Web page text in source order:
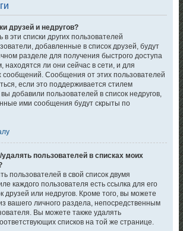
друзей и недругов?
эти списки других пользователей
добавленные в список друзей, будут
разделе для получения быстрого доступа
находятся ли они сейчас в сети, и для
сообщений. Сообщения от этих пользователей
если это поддерживается стилем
добавили пользователей в список недругов,
ими сообщения будут скрыты по
пользователей в списках моих
пользователей в свой список двумя
каждого пользователя есть ссылка для его
друзей или недругов. Кроме того, вы можете
вашего личного раздела, непосредственным
Вы можете также удалять
списков на той же странице.